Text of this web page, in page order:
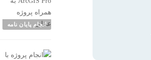
انجام پایان نامه